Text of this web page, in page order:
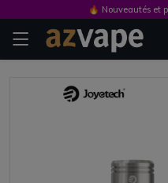
🔥 Nouveautés et